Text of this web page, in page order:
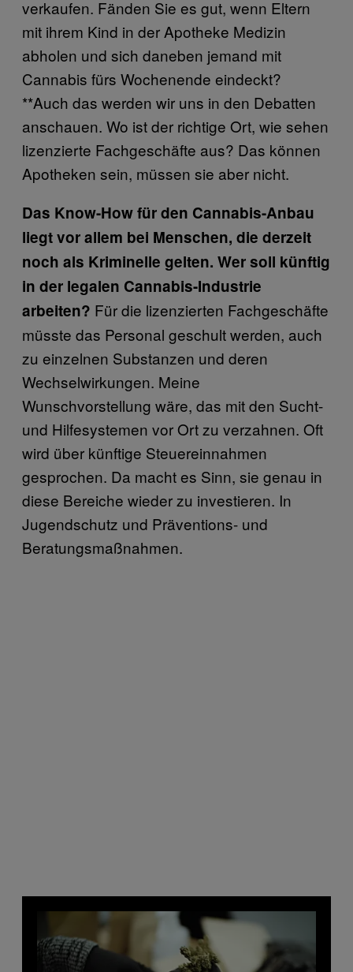
verkaufen. Fänden Sie es gut, wenn Eltern
mit ihrem Kind in der Apotheke Medizin
abholen und sich daneben jemand mit
Cannabis fürs Wochenende eindeckt?
**Auch das werden wir uns in den Debatten
anschauen. Wo ist der richtige Ort, wie sehen
lizenzierte Fachgeschäfte aus? Das können
Apotheken sein, müssen sie aber nicht.
Das Know-How für den Cannabis-Anbau
liegt vor allem bei Menschen, die derzeit
noch als Kriminelle gelten. Wer soll künftig
in der legalen Cannabis-Industrie
arbeiten? Für die lizenzierten Fachgeschäfte
müsste das Personal geschult werden, auch
zu einzelnen Substanzen und deren
Wechselwirkungen. Meine
Wunschvorstellung wäre, das mit den Sucht-
und Hilfesystemen vor Ort zu verzahnen. Oft
wird über künftige Steuereinnahmen
gesprochen. Da macht es Sinn, sie genau in
diese Bereiche wieder zu investieren. In
Jugendschutz und Präventions- und
Beratungsmaßnahmen.